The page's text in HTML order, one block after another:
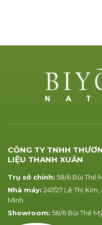
CÔNG TY TNHH
LIỆU THANH XUÂN
Trụ sở chính: 58/6 Bùi Thế
Nhà máy: 247/27 Lê Thị Kim,
Minh
Showroom: 58/6 Bùi Thế